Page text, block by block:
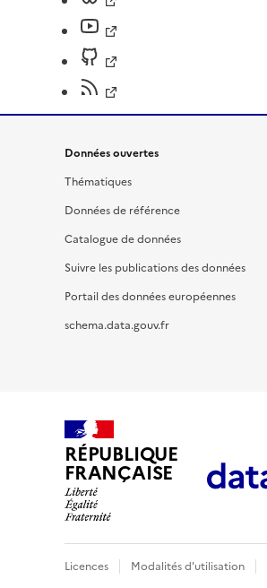
Données ouvertes
Thématiques
Données de référence
Catalogue de données
Suivre les publications des données
Portail des données européennes
schema.data.gouv.fr
RÉPUBLIQUE
FRANÇAISE
Licences Modalités d'utilisation